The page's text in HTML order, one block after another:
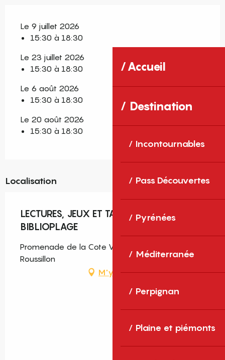
Accueil
Destination
Incontournables
Pass Découvertes
Pyrénées
Méditerranée
Perpignan
Plaine et piémonts
Le 9 juillet 2026
15:30 à 18:30
Le 23 juillet 2026
15:30 à 18:30
Le 6 août 2026
15:30 à 18:30
Le 20 août 2026
15:30 à 18:30
Localisation
LECTURES, JEUX ET TABLETTES À LA
BIBLIOPLAGE
Promenade de la Cote Vermeille, Canet-en-
Roussillon
M'y rendre